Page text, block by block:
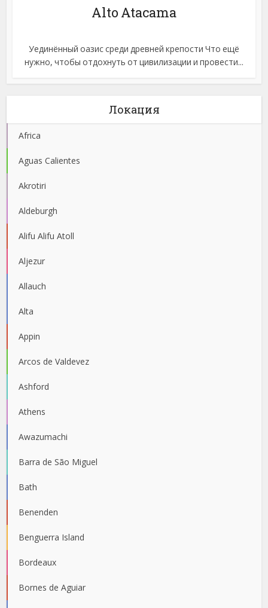
Alto Atacama
Уединённый оазис среди древней крепости Что ещё
нужно, чтобы отдохнуть от цивилизации и провести...
Локация
Africa
Aguas Calientes
Akrotiri
Aldeburgh
Alifu Alifu Atoll
Aljezur
Allauch
Alta
Appin
Arcos de Valdevez
Ashford
Athens
Awazumachi
Barra de São Miguel
Bath
Benenden
Benguerra Island
Bordeaux
Bornes de Aguiar